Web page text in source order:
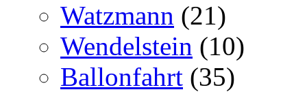
Watzmann (21)
Wendelstein (10)
Ballonfahrt (35)